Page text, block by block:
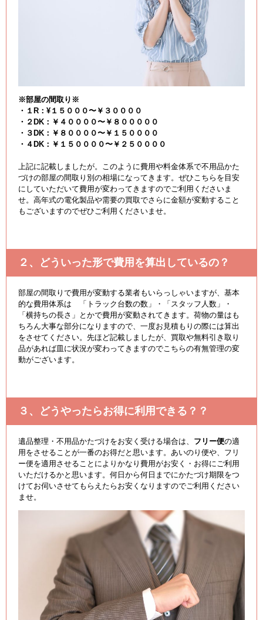
※部屋の間取り※
・１R：¥１５０００〜￥３００００
・２DK：￥４００００〜￥８０００００
・３DK：￥８００００〜￥１５００００
・４DK：￥１５００００〜￥２５００００
上記に記載しましたが。このように費用や料金体系で不用品かた
づけの部屋の間取り別の相場になってきます。ぜひこちらを目安
にしていただいて費用が変わってきますのでご利用くださいま
せ。高年式の電化製品や需要の買取でさらに金額が変動すること
もございますのでぜひご利用くださいませ。
２、どういった形で費用を算出しているの？
部屋の間取りで費用が変動する業者もいらっしゃいますが、基本
的な費用体系は 「トラック台数の数」・「スタッフ人数」・
「横持ちの長さ」とかで費用が変動されてきます。荷物の量はも
ちろん大事な部分になりますので、一度お見積もりの際には算出
をさせてください。先ほど記載しましたが、買取や無料引き取り
品があれば皿に状況が変わってきますのでこちらの有無管理の変
動がございます。
３、どうやったらお得に利用できる？？
遺品整理・不用品かたづけをお安く受ける場合は、 フリー便の適
用をさせることが一番のお得だと思います。あいのり便や、フリ
ー便を適用させることによりかなり費用がお安く・お得にご利用
いただけるかと思います。何日から何日までにかたづけ期限をつ
けてお伺いさせてもらえたらお安くなりますのでご利用ください
ませ。